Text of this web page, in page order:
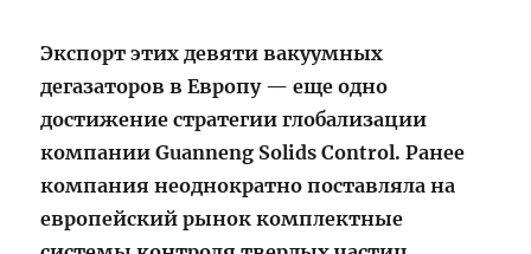
Экспорт этих девяти вакуумных
дегазаторов в Европу — еще одно
достижение стратегии глобализации
компании Guanneng Solids Control. Ранее
компания неоднократно поставляла на
европейский рынок комплектные